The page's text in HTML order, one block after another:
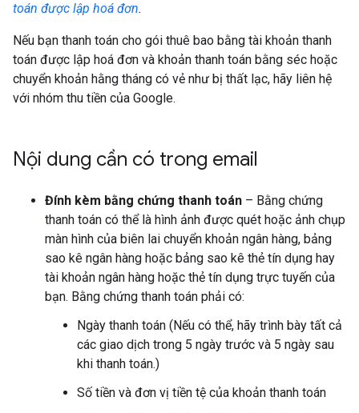
toán được lập hoá đơn.
Nếu bạn thanh toán cho gói thuê bao bằng tài khoản thanh
toán được lập hoá đơn và khoản thanh toán bằng séc hoặc
chuyển khoản hằng tháng có vẻ như bị thất lạc, hãy liên hệ
với nhóm thu tiền của Google.
Nội dung cần có trong email
Đính kèm bằng chứng thanh toán – Bằng chứng
thanh toán có thể là hình ảnh được quét hoặc ảnh chụp
màn hình của biên lai chuyển khoản ngân hàng, bảng
sao kê ngân hàng hoặc bảng sao kê thẻ tín dụng hay
tài khoản ngân hàng hoặc thẻ tín dụng trực tuyến của
bạn. Bằng chứng thanh toán phải có:
Ngày thanh toán (Nếu có thể, hãy trình bày tất cả
các giao dịch trong 5 ngày trước và 5 ngày sau
khi thanh toán.)
Số tiền và đơn vị tiền tệ của khoản thanh toán